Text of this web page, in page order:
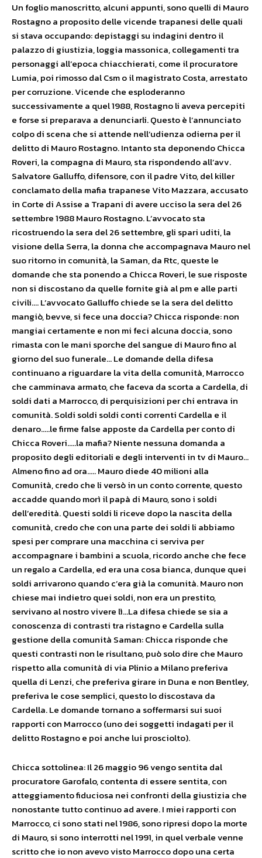
Un foglio manoscritto, alcuni appunti, sono quelli di Mauro
Rostagno a proposito delle vicende trapanesi delle quali
si stava occupando: depistaggi su indagini dentro il
palazzo di giustizia, loggia massonica, collegamenti tra
personaggi all’epoca chiacchierati, come il procuratore
Lumia, poi rimosso dal Csm o il magistrato Costa, arrestato
per corruzione. Vicende che esploderanno
successivamente a quel 1988, Rostagno li aveva percepiti
e forse si preparava a denunciarli. Questo è l’annunciato
colpo di scena che si attende nell’udienza odierna per il
delitto di Mauro Rostagno. Intanto sta deponendo Chicca
Roveri, la compagna di Mauro, sta rispondendo all’avv.
Salvatore Galluffo, difensore, con il padre Vito, del killer
conclamato della mafia trapanese Vito Mazzara, accusato
in Corte di Assise a Trapani di avere ucciso la sera del 26
settembre 1988 Mauro Rostagno. L’avvocato sta
ricostruendo la sera del 26 settembre, gli spari uditi, la
visione della Serra, la donna che accompagnava Mauro nel
suo ritorno in comunità, la Saman, da Rtc, queste le
domande che sta ponendo a Chicca Roveri, le sue risposte
non si discostano da quelle fornite già al pm e alle parti
civili…. L’avvocato Galluffo chiede se la sera del delitto
mangiò, bevve, si fece una doccia? Chicca risponde: non
mangiai certamente e non mi feci alcuna doccia, sono
rimasta con le mani sporche del sangue di Mauro fino al
giorno del suo funerale… Le domande della difesa
continuano a riguardare la vita della comunità, Marrocco
che camminava armato, che faceva da scorta a Cardella, di
soldi dati a Marrocco, di perquisizioni per chi entrava in
comunità. Soldi soldi soldi conti correnti Cardella e il
denaro…..le firme false apposte da Cardella per conto di
Chicca Roveri…..la mafia? Niente nessuna domanda a
proposito degli editoriali e degli interventi in tv di Mauro…
Almeno fino ad ora….. Mauro diede 40 milioni alla
Comunità, credo che li versò in un conto corrente, questo
accadde quando morì il papà di Mauro, sono i soldi
dell’eredità. Questi soldi li riceve dopo la nascita della
comunità, credo che con una parte dei soldi li abbiamo
spesi per comprare una macchina ci serviva per
accompagnare i bambini a scuola, ricordo anche che fece
un regalo a Cardella, ed era una cosa bianca, dunque quei
soldi arrivarono quando c’era già la comunità. Mauro non
chiese mai indietro quei soldi, non era un prestito,
servivano al nostro vivere lì…La difesa chiede se sia a
conoscenza di contrasti tra ristagno e Cardella sulla
gestione della comunità Saman: Chicca risponde che
questi contrasti non le risultano, può solo dire che Mauro
rispetto alla comunità di via Plinio a Milano preferiva
quella di Lenzi, che preferiva girare in Duna e non Bentley,
preferiva le cose semplici, questo lo discostava da
Cardella. Le domande tornano a soffermarsi sui suoi
rapporti con Marrocco (uno dei soggetti indagati per il
delitto Rostagno e poi anche lui prosciolto).
Chicca sottolinea: Il 26 maggio 96 vengo sentita dal
procuratore Garofalo, contenta di essere sentita, con
atteggiamento fiduciosa nei confronti della giustizia che
nonostante tutto continuo ad avere. I miei rapporti con
Marrocco, ci sono stati nel 1986, sono ripresi dopo la morte
di Mauro, si sono interrotti nel 1991, in quel verbale venne
scritto che io non avevo visto Marrocco dopo una certa